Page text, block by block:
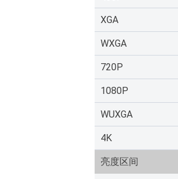
XGA
WXGA
720P
1080P
WUXGA
4K
亮度区间